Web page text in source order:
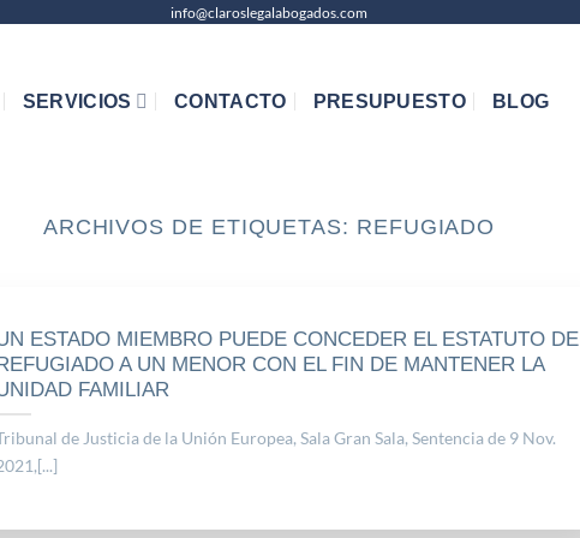
info@claroslegalabogados.com
SERVICIOS CONTACTO PRESUPUESTO BLOG
ARCHIVOS DE ETIQUETAS: REFUGIADO
ESTADO MIEMBRO PUEDE CONCEDER EL ESTATUTO DE
REFUGIADO A UN MENOR CON EL FIN DE MANTENER LA
FAMILIAR
de Justicia de la Unión Europea, Sala Gran Sala, Sentencia de 9 Nov.